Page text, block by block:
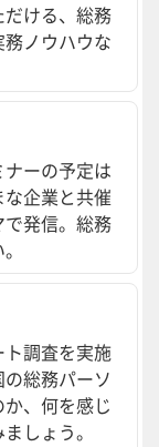
ける、総務
ノウハウな
ーの予定は
企業と共催
発信。総務
ト調査を実施
総務パーソ
、何を感じ
しょう。